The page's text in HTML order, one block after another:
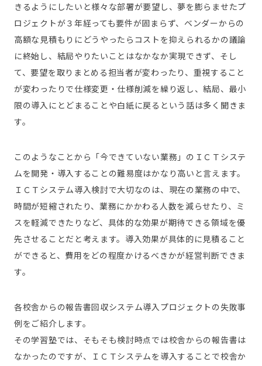
きるようにしたいと様々な部署が要望し、夢を膨らませたプ
ロジェクトが３年経っても要件が固まらず、ベンダーからの
高額な見積もりにどうやったらコストを抑えられるかの議論
に終始し、結局やりたいことはなかなか実現できず、そし
て、要望を取りまとめる担当者が変わったり、重視すること
が変わったりで仕様変更・仕様削減を繰り返し、結局、最小
限の導入にとどまることや白紙に戻るという話は多く聞きま
す。
このようなことから「今できていない業務」のＩＣＴシステ
ムを開発・導入することの難易度はかなり高いと言えます。
ＩＣＴシステム導入検討で大切なのは、現在の業務の中で、
時間が短縮されたり、業務にかかわる人数を減らせたり、ミ
スを軽減できたりなど、具体的な効果が期待できる領域を優
先させることだと考えます。導入効果が具体的に見積ること
ができると、費用をどの程度かけるべきかが経営判断できま
す。
各校舎からの報告書回収システム導入プロジェクトの失敗事
例をご紹介します。
その学習塾では、そもそも検討時点では校舎からの報告書は
なかったのですが、ＩＣＴシステムを導入することで校舎か